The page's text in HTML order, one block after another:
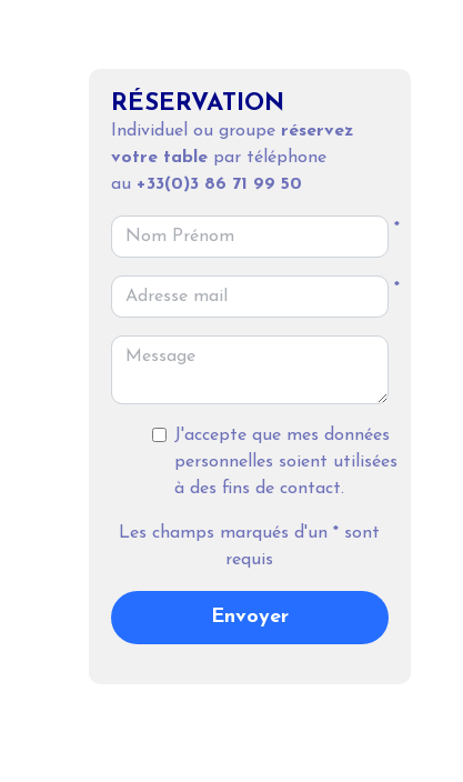
RÉSERVATION
Individuel ou groupe réservez
votre tablepar téléphone
au +33(0)3 86 71 99 50
*
*
J'accepte que mes données
personnelles soient utilisées
à des fins de contact.
Les champs marqués d'un* sont
requis
Envoyer